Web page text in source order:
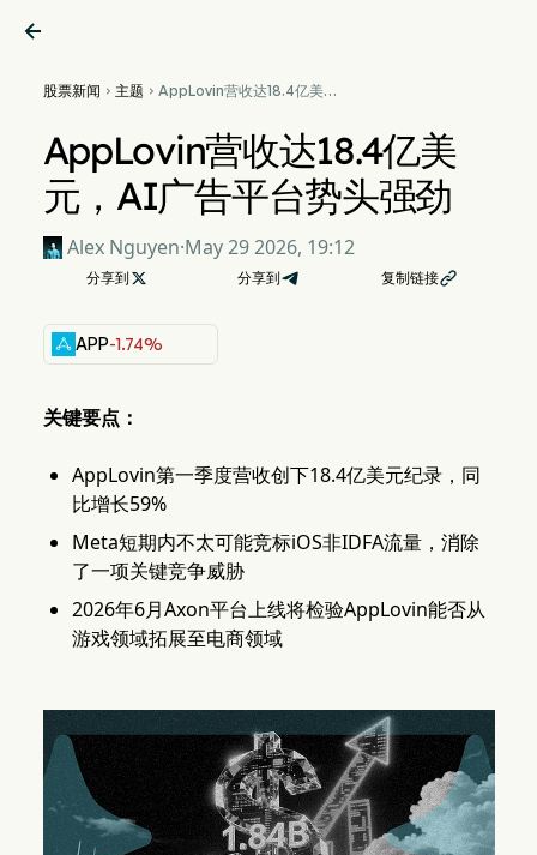

股票新闻  主题  AppLovin营收达18.4亿美
AppLovin营收达18.4亿美
元，AI广告平台势头强劲
Alex Nguyen·May 29 2026, 19:12
分享到  分享到 复制链接
APP-1.74%
关键要点：
AppLovin第一季度营收创下18.4亿美元纪录，同
比增长59%
Meta短期内不太可能竞标iOS非IDFA流量，消除
了一项关键竞争威胁
2026年6月Axon平台上线将检验AppLovin能否从
游戏领域拓展至电商领域